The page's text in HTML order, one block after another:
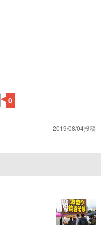
0
2019/08/04投稿